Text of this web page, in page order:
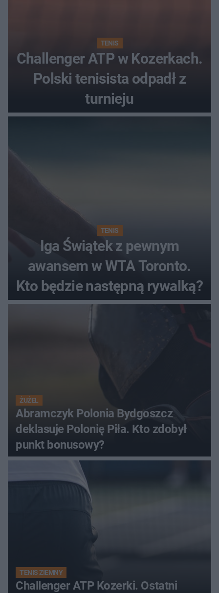
TENIS
Challenger ATP w Kozerkach.
Polski tenisista odpadł z
turnieju
TENIS
Iga Świątek z pewnym
awansem w WTA Toronto.
Kto będzie następną rywalką?
ŻUŻEL
Abramczyk Polonia Bydgoszcz
deklasuje Polonię Piła. Kto zdobył
punkt bonusowy?
TENIS ZIEMNY
Challenger ATP Kozerki. Ostatni